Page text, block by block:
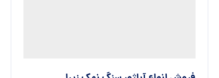
علامت‌گذاری شده‌اند*